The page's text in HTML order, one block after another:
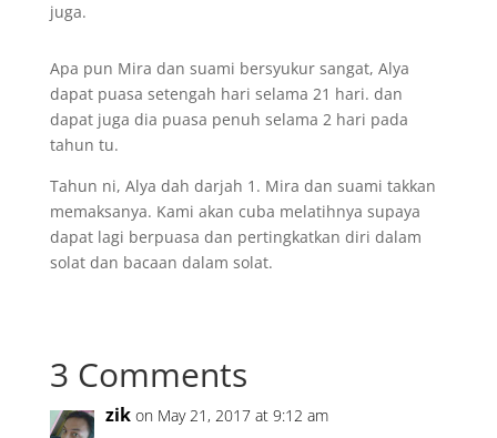
juga.
Apa pun Mira dan suami bersyukur sangat, Alya
dapat puasa setengah hari selama 21 hari. dan
dapat juga dia puasa penuh selama 2 hari pada
tahun tu.
Tahun ni, Alya dah darjah 1. Mira dan suami takkan
memaksanya. Kami akan cuba melatihnya supaya
dapat lagi berpuasa dan pertingkatkan diri dalam
solat dan bacaan dalam solat.
3 Comments
zik on May 21, 2017 at 9:12 am